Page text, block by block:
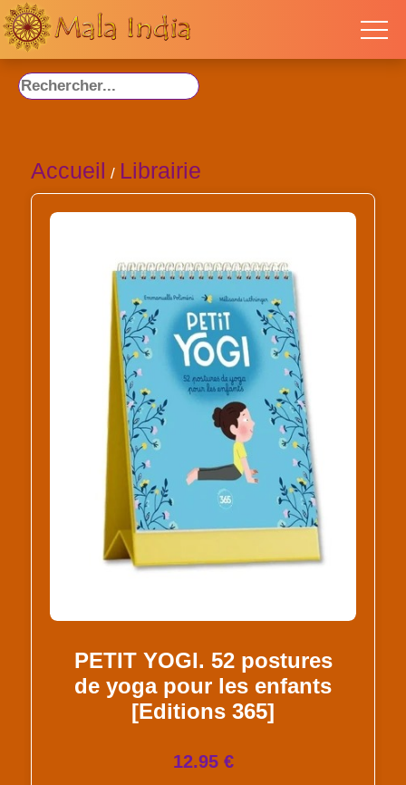
Accueil / Librairie
PETIT YOGI. 52 postures
de yoga pour les enfants
[Editions 365]
12.95 €